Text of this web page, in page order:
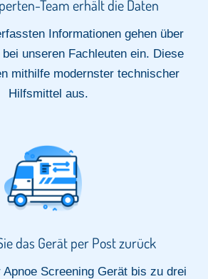
Team erhält die Daten​
Informationen gehen über
unseren Fachleuten ein. Diese
mithilfe modernster technischer
Hilfsmittel aus.​
das Gerät per Post zurück
Screening Gerät bis zu drei